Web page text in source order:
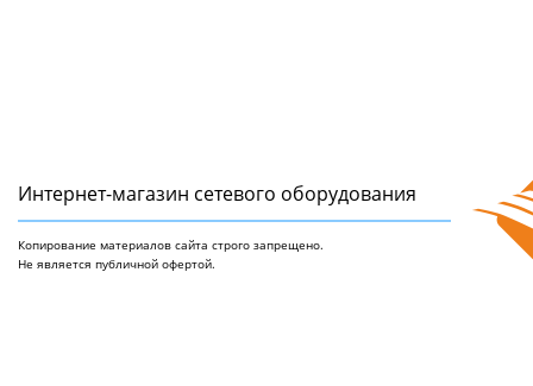
Интернет-магазин сетeвого оборудования
Копирование материалов сайта строго запрещено.
Не является публичной офертой.